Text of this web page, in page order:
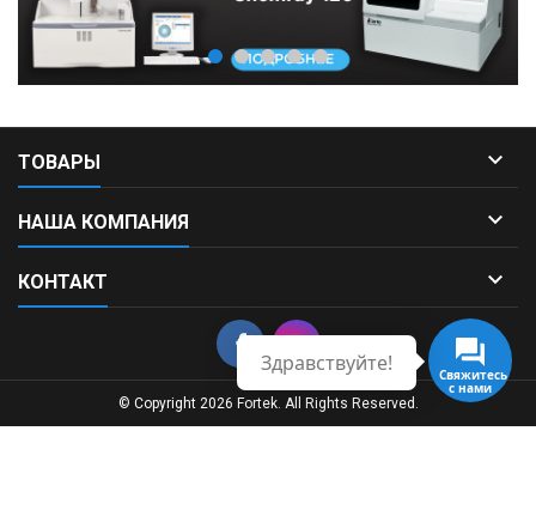
ТОВАРЫ 
НАША КОМПАНИЯ 
КОНТАКТ 
Свяжитесь
с нами
Здравствуйте!
© Copyright 2026 Fortek. All Rights Reserved.